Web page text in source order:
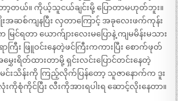
တော့တယ်။ ကိုယ့်သူငယ်ချင်းမို့ ပြောတာမဟုတ်ဘူး။
အဆစ်ကျနပြီး လှတာကြောင့် အခုလေးဖက်ကုန်း
ြင်ရတာ ယောက်ျားလေးမပြောနဲ့ ကျမမိန်းမသား
ာကြီး ဖြူဝင်းနေတဲ့ဖင်ကြီးကကားပြီး စောက်ဖုတ်
းရိတ်ထားတာမို့ ရှင်းလင်းပြောင်တင်းနေတဲ့
းသိန်းကို ကြည့်လိုက်ပြန်တော့ သူဇာနောက်က ဒူး
ကိုစုံကိုင်ပြီး လီးကိုအားရပါးရ ဆောင့်လိုးနေတာ။